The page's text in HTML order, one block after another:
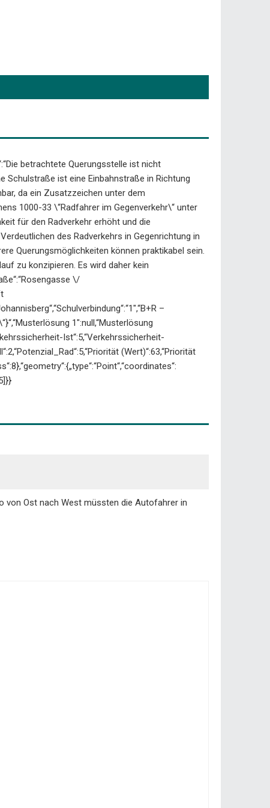
betrachtete Querungsstelle ist nicht
Schulstraße ist eine Einbahnstraße in Richtung
da ein Zusatzzeichen unter dem
1000-33 \“Radfahrer im Gegenverkehr\“ unter
für den Radverkehr erhöht und die
des Radverkehrs in Gegenrichtung in
Querungsmöglichkeiten können praktikabel sein.
zu konzipieren. Es wird daher kein
\/
–
1″:null,“Musterlösung
Ist“:5,“Verkehrssicherheit-
(Wert)“:63,“Priorität
von Ost nach West müssten die Autofahrer in